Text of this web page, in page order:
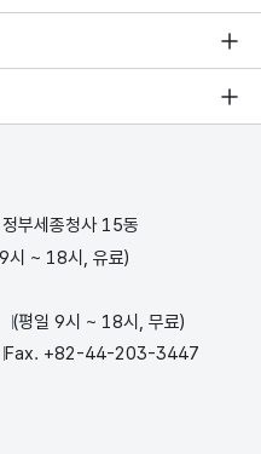
부세종청사 15동
시 ~ 18시, 유료)
(평일 9시 ~ 18시, 무료)
Fax. +82-44-203-3447